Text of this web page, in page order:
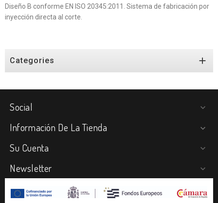
Diseño B conforme EN ISO 20345:2011. Sistema de fabricación por
inyección directa al corte.
Categories 
Social 
Información De La Tienda 
Su Cuenta 
Newsletter 